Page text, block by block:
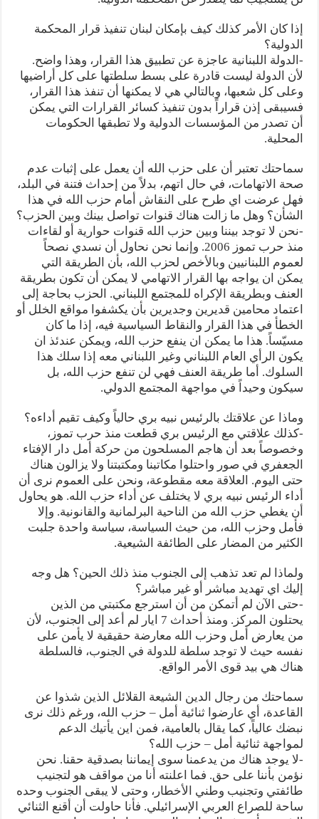
إذا كان الأمر كذلك كيف بإمكان لبنان تنفيذ قرار المحكمة
الدولية؟
-الدولة اللبنانية عاجزة عن تطبيق هذا القرار، وهذا واضح.
لأن الدولة ليست قادرة على بسط سلطتها على كل أراضيها
وعلى كل شعبها، وبالتالي هي لا يمكنها أن تنفذ هذا القرار،
فسيبقى إذن قراراً بدون تنفيذ كسائر القرارات التي يمكن
أن تصدر من المؤسسات الدولية ولا تطبقها الحكومات
المحلية.
سماحتك تعتبر أن على حزب الله أن يعمل على إثبات عدم
صحة الاتهامات، في حال اتهم، بدلاً من إحداث فتنة في البلد،
فهل عرضت اي طرح على النقاش أمام حزب الله في هذا
الشأن؟ وهل ما زالت هناك قنوات تواصل بينك وبين الحزب؟
-نحن لا توجد بيننا وبين حزب الله قنوات حوارية أو لقاءات
منذ حرب تموز 2006. وإنما نحن نحاول أن نسدي نصحاً
لعموم اللبنانيين وبالأخص لحزب الله، بأن الطريقة التي
يمكن ان يواجه بها القرار الاتهامي لا يمكن أن تكون بطريقة
العنف وبطريقة الإكراه للمجتمع اللبناني. الحزب بحاجة إلى
اعتماد محامين قديرين وجديرين بأن يكشفوا مواقع الخلل أو
الخطأ في هذا القرار والنقاط السياسية فيه، إذا ما كان
مسيّساً. هذا ما يمكن ان ينفع حزب الله، ويمكن عندئذ ان
يكون الرأي العام اللبناني وغير اللبناني معه إذا سلك هذا
السلوك. أما طريقة العنف فهي لن تنفع حزب الله، بل
سيكون وحيداً في مواجهة المجتمع الدولي.
وماذا عن علاقتك بالرئيس نبيه بري حالياً وكيف تقيم أداءه؟
-كذلك علاقتي مع الرئيس بري قطعت منذ حرب تموز،
وخصوصاً بعد أن هاجم المسلحون من حركة أمل دار الإفتاء
الجعفري في صور واحتلوا مكاتبنا ومكتبتنا ولا يزالون هناك
حتى اليوم. العلاقة معه مقطوعة، ونحن على العموم نرى أن
أداء الرئيس نبيه بري لا يختلف عن أداء حزب الله. هو يحاول
أن يغطي حزب الله من الناحية البرلمانية والقانونية. وإلا
فأمل وحزب الله، من حيث السياسة، سياسة واحدة جلبت
الكثير من المضار على الطائفة الشيعية.
ولماذا لم تعد تذهب إلى الجنوب منذ ذلك الحين؟ هل وجه
إليك اي تهديد مباشر أو غير مباشر؟
-حتى الآن لم أتمكن من أن استرجع مكتبتي من الذين
يحتلون المركز. ومنذ أحداث 7 ايار لم أعد إلى الجنوب، لأن
من يعارض أمل وحزب الله معارضة حقيقية لا يأمن على
نفسه حيث لا توجد سلطة للدولة في الجنوب، فالسلطة
هناك هي بيد قوى الأمر الواقع.
سماحتك من رجال الدين الشيعة القلائل الذين شذوا عن
القاعدة، أي عارضوا ثنائية أمل – حزب الله، ورغم ذلك نرى
نبضك عالياً، كما يقال بالعامية، فمن اين يأتيك الدعم
لمواجهة ثنائية أمل – حزب الله؟
-لا يوجد هناك من يدعمنا سوى إيماننا بصدقية حقنا. نحن
نؤمن بأننا على حق. فما اعلنته أنا من مواقف هو لتجنيب
طائفتي وتجنيب وطني الأخطار، وحتى لا يبقى الجنوب وحده
ساحة للصراع العربي الإسرائيلي. فأنا حاولت أن أقنع الثنائي